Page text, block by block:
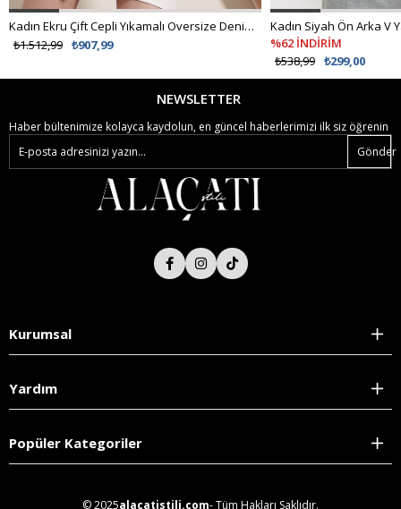
Kadın Ekru Çift Cepli Yıkamalı Oversize Denim Ceket ALC-X8152
₺907,99
₺1.512,99
%62 İNDİRİM
₺299,00
₺538,99
NEWSLETTER
Haber bültenimize kolayca kaydolun, en güncel haberlerimizi ilk siz öğrenin
Gönder
Kurumsal
Yardım
Popüler Kategoriler
© 2025alacatistili.com- Tüm Hakları Saklıdır.